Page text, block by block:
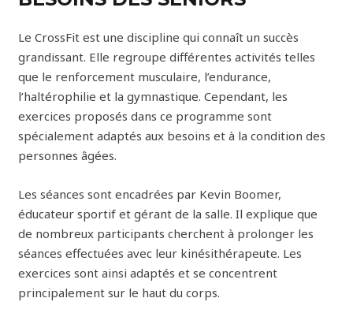
Le CrossFit est une discipline qui connaît un succès
grandissant. Elle regroupe différentes activités telles
que le renforcement musculaire, l’endurance,
l’haltérophilie et la gymnastique. Cependant, les
exercices proposés dans ce programme sont
spécialement adaptés aux besoins et à la condition des
personnes âgées.
Les séances sont encadrées par Kevin Boomer,
éducateur sportif et gérant de la salle. Il explique que
de nombreux participants cherchent à prolonger les
séances effectuées avec leur kinésithérapeute. Les
exercices sont ainsi adaptés et se concentrent
principalement sur le haut du corps.